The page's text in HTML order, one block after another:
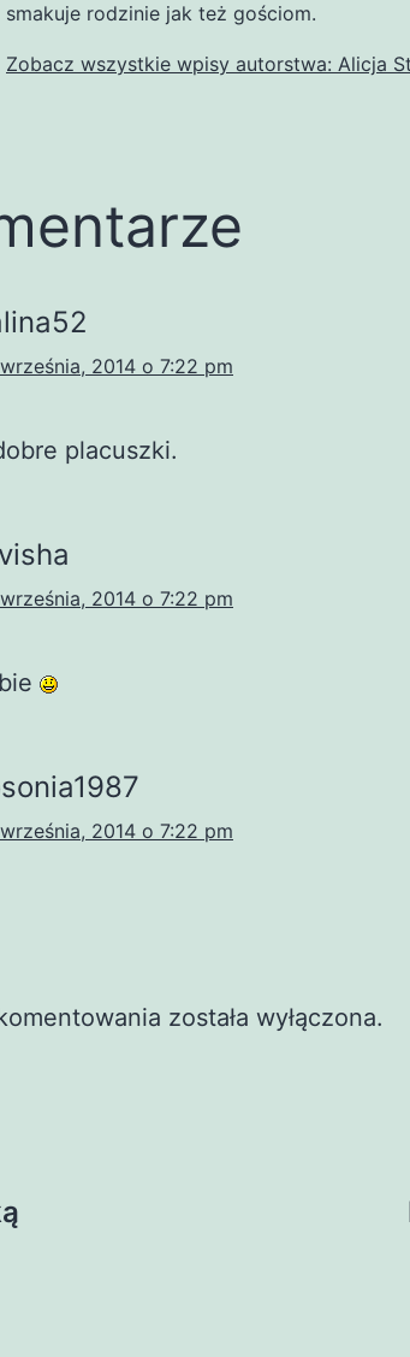
smakuje rodzinie jak też gościom.
Zobacz wszystkie wpisy autorstwa: Alicja
2014 o 7:22 pm
placuszki.
2014 o 7:22 pm
2014 o 7:22 pm
została wyłączona.